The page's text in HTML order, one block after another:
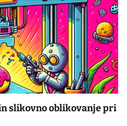
slikovno oblikovanje pri